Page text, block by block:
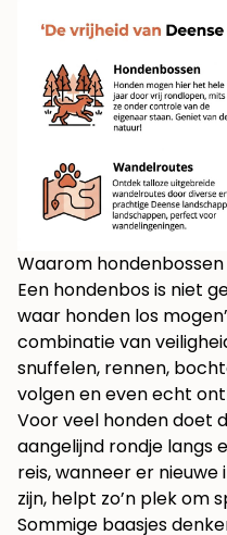
Waarom
Een hondenbos is niet
waar honden los
combinatie van
snuffelen, rennen,
volgen en even echt
Voor veel honden doet
aangelijnd rondje langs
reis, wanneer er
zijn, helpt zo’n plek om
Sommige baasjes